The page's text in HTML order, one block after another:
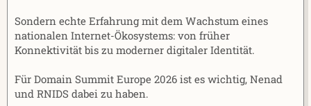
Sondern echte Erfahrung mit dem Wachstum eines
nationalen Internet-Ökosystems: von früher
Konnektivität bis zu moderner digitaler Identität.
Für Domain Summit Europe 2026 ist es wichtig, Nenad
und RNIDS dabei zu haben.